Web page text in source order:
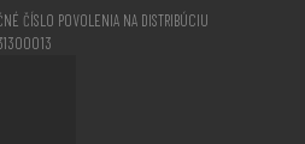
ČÍSLO POVOLENIA NA DISTRIBÚCIU